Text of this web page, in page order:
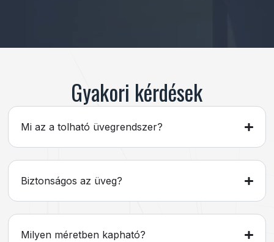
Gyakori kérdések
Mi az a tolható üvegrendszer?
Biztonságos az üveg?
Milyen méretben kapható?